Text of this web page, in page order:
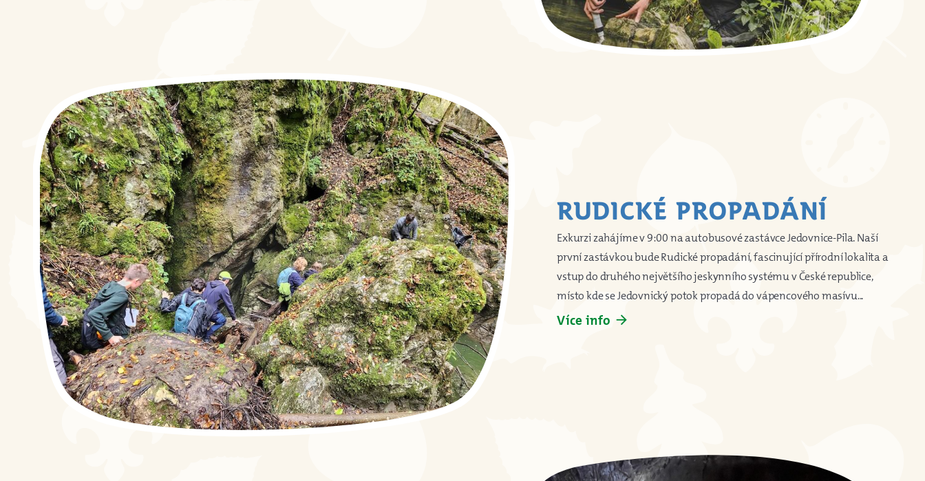
RUDICKÉ PROPADÁNÍ
Exkurzi zahájíme v 9:00 na autobusové zastávce Jedovnice-Pila. Naší
první zastávkou bude Rudické propadání, fascinující přírodní lokalita a
vstup do druhého největšího jeskynního systému v České republice,
místo kde se Jedovnický potok propadá do vápencového masívu...
Více info arrow_forward